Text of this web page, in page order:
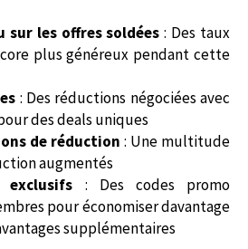
sur les offres soldées : Des taux
plus généreux pendant cette
: Des réductions négociées avec
des deals uniques
de réduction : Une multitude
augmentés
exclusifs : Des codes promo
pour économiser davantage
supplémentaires